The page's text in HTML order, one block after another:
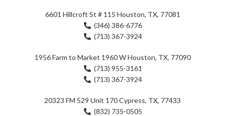
6601 Hillcroft St # 115 Houston, TX, 77081
(346) 386-6776
(713) 367-3924
1956 Farm to Market 1960 W Houston, TX, 77090
(713) 955-3161
(713) 367-3924
20323 FM 529 Unit 170 Cypress, TX, 77433
(832) 735-0505